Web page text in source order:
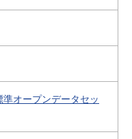
オープンデータセッ